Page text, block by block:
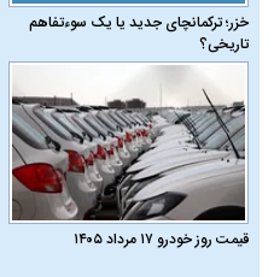
خزر؛ ترکمانچای جدید یا یک سوءتفاهم
تاریخی؟
قیمت روز خودرو ۱۷ مرداد ۱۴۰۵